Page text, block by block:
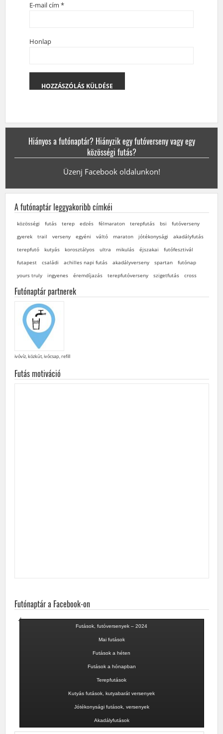
E-mail cím *
Honlap
Hiányos a futónaptár? Hiányzik egy futóverseny vagy egy
közösségi futás?
Üzenj Facebook oldalunkon!
A futónaptár leggyakoribb címkéi
közösségi futás terep edzés félmaraton terepfutás bsi
futóverseny
gyerek
trail verseny egyéni váltó maraton jótékonysági
akadályfutás
terepfutó
kutyás korosztályos ultra mikulás éjszakai
futófesztivál
futapest
családi achilles napi futás akadályverseny spartan
futónap
yours truly
ingyenes éremdíjazás terepfutóverseny szigetfutás cross
Futónaptár partnerek
ivóvíz, közkút, ivócsap, refill
Futás motiváció
Futónaptár a Facebook-on
Futások, futóversenyek – 2024
Mai futások
Futások a héten
Futások a hónapban
Terepfutások
Kutyás futások, kutyabarát versenyek
Jótékonysági futások, versenyek
Akadályfutások